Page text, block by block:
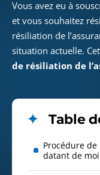
Vous avez eu à
et vous souhaitez
résiliation de
situation actuelle.
de résiliation de
Table
Procédure
datant de